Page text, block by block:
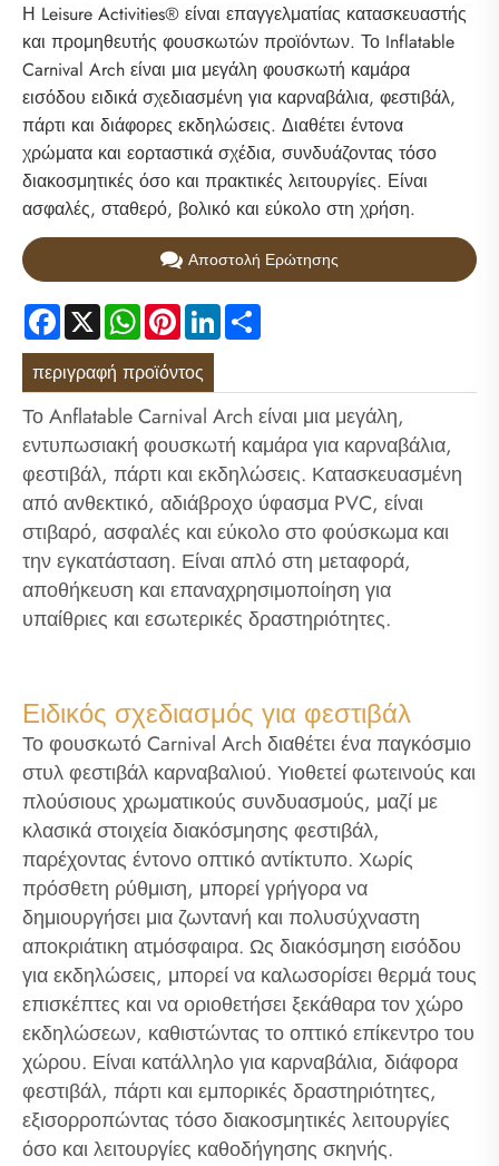
Η Leisure Activities® είναι επαγγελματίας κατασκευαστής
και προμηθευτής φουσκωτών προϊόντων. Το Inflatable
Carnival Arch είναι μια μεγάλη φουσκωτή καμάρα
εισόδου ειδικά σχεδιασμένη για καρναβάλια, φεστιβάλ,
πάρτι και διάφορες εκδηλώσεις. Διαθέτει έντονα
χρώματα και εορταστικά σχέδια, συνδυάζοντας τόσο
διακοσμητικές όσο και πρακτικές λειτουργίες. Είναι
ασφαλές, σταθερό, βολικό και εύκολο στη χρήση.
Αποστολή Ερώτησης
Facebook
X WhatsApp
PinterestLinkedIn
περιγραφή προϊόντος
Το Anflatable Carnival Arch είναι μια μεγάλη,
εντυπωσιακή φουσκωτή καμάρα για καρναβάλια,
φεστιβάλ, πάρτι και εκδηλώσεις. Κατασκευασμένη
από ανθεκτικό, αδιάβροχο ύφασμα PVC, είναι
στιβαρό, ασφαλές και εύκολο στο φούσκωμα και
την εγκατάσταση. Είναι απλό στη μεταφορά,
αποθήκευση και επαναχρησιμοποίηση για
υπαίθριες και εσωτερικές δραστηριότητες.
Ειδικός σχεδιασμός για φεστιβάλ
Το φουσκωτό Carnival Arch διαθέτει ένα παγκόσμιο
στυλ φεστιβάλ καρναβαλιού. Υιοθετεί φωτεινούς και
πλούσιους χρωματικούς συνδυασμούς, μαζί με
κλασικά στοιχεία διακόσμησης φεστιβάλ,
παρέχοντας έντονο οπτικό αντίκτυπο. Χωρίς
πρόσθετη ρύθμιση, μπορεί γρήγορα να
δημιουργήσει μια ζωντανή και πολυσύχναστη
αποκριάτικη ατμόσφαιρα. Ως διακόσμηση εισόδου
για εκδηλώσεις, μπορεί να καλωσορίσει θερμά τους
επισκέπτες και να οριοθετήσει ξεκάθαρα τον χώρο
εκδηλώσεων, καθιστώντας το οπτικό επίκεντρο του
χώρου. Είναι κατάλληλο για καρναβάλια, διάφορα
φεστιβάλ, πάρτι και εμπορικές δραστηριότητες,
εξισορροπώντας τόσο διακοσμητικές λειτουργίες
όσο και λειτουργίες καθοδήγησης σκηνής.